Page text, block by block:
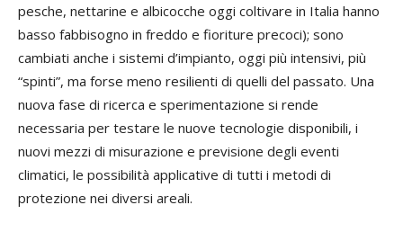
pesche, nettarine e albicocche oggi coltivare in Italia hanno
basso fabbisogno in freddo e fioriture precoci); sono
cambiati anche i sistemi d’impianto, oggi più intensivi, più
“spinti”, ma forse meno resilienti di quelli del passato. Una
nuova fase di ricerca e sperimentazione si rende
necessaria per testare le nuove tecnologie disponibili, i
nuovi mezzi di misurazione e previsione degli eventi
climatici, le possibilità applicative di tutti i metodi di
protezione nei diversi areali.